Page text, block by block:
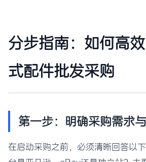
分步指南：如何高
式配件批发采购
第一步：明确采购需求
在启动采购之前，必须清晰回答以